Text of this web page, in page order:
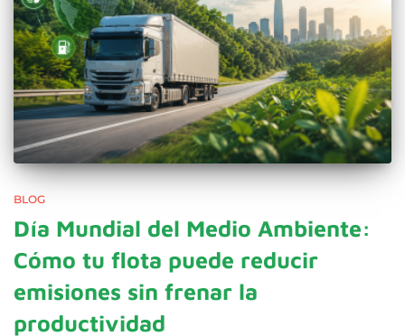
BLOG
Día Mundial del Medio Ambiente:
Cómo tu flota puede reducir
emisiones sin frenar la
productividad